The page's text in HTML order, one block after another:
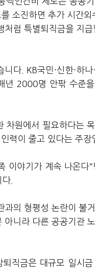
소진하면 추가 시간외
럼 특별퇴직금을 지
다. KB국민·신한·하나
2000명 안팎 수준을
차원에서 필요하다는
력이 줄고 있다는 주장
이야기가 계속 나온다
.
의 형평성 논란이 불
니라 다른 공공기관
직금은 대규모 일시